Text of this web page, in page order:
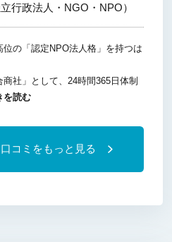
行政法人・NGO・NPO）
の「認定NPO法人格」を持つは
社」として、24時間365日体制
を読む
コミをもっと見る